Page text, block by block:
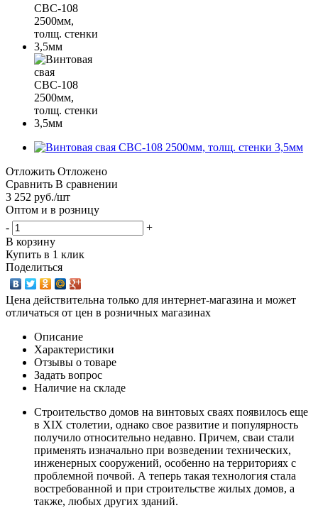
Отложить Отложено
Сравнить В сравнении
3 252 руб./шт
Оптом и в розницу
-
+
В корзину
Купить в 1 клик
Поделиться
Цена действительна только для интернет-магазина и может
отличаться от цен в розничных магазинах
Описание
Характеристики
Отзывы о товаре
Задать вопрос
Наличие на складе
Строительство домов на винтовых сваях появилось еще
в ХIХ столетии, однако свое развитие и популярность
получило относительно недавно. Причем, сваи стали
применять изначально при возведении технических,
инженерных сооружений, особенно на территориях с
проблемной почвой. А теперь такая технология стала
востребованной и при строительстве жилых домов, а
также, любых других зданий.